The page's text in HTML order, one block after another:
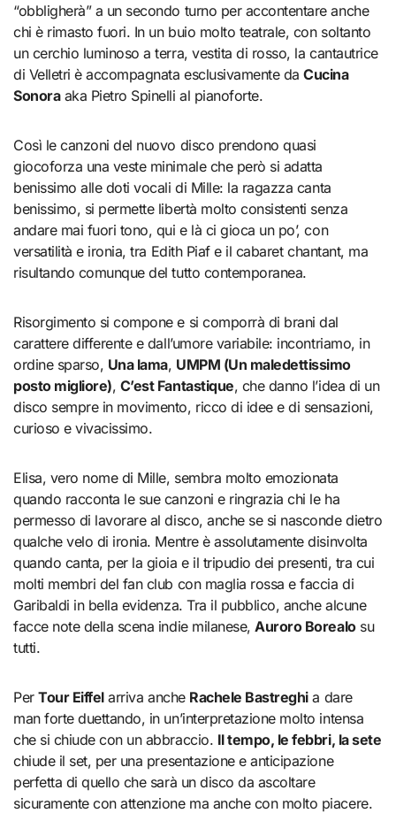
“obbligherà” a un secondo turno per accontentare anche
chi è rimasto fuori. In un buio molto teatrale, con soltanto
un cerchio luminoso a terra, vestita di rosso, la cantautrice
di Velletri è accompagnata esclusivamente daCucina
Sonoraaka Pietro Spinelli al pianoforte.
Così le canzoni del nuovo disco prendono quasi
giocoforza una veste minimale che però si adatta
benissimo alle doti vocali di Mille: la ragazza canta
benissimo, si permette libertà molto consistenti senza
andare mai fuori tono, qui e là ci gioca un po’, con
versatilità e ironia, tra Edith Piaf e il cabaret chantant, ma
risultando comunque del tutto contemporanea.
Risorgimento si compone e si comporrà di brani dal
carattere differente e dall’umore variabile: incontriamo, in
ordine sparso, Una lama, UMPM (Un maledettissimo
posto migliore), C’est Fantastique, che danno l’idea di un
disco sempre in movimento, ricco di idee e di sensazioni,
curioso e vivacissimo.
Elisa, vero nome di Mille, sembra molto emozionata
quando racconta le sue canzoni e ringrazia chi le ha
permesso di lavorare al disco, anche se si nasconde dietro
qualche velo di ironia. Mentre è assolutamente disinvolta
quando canta, per la gioia e il tripudio dei presenti, tra cui
molti membri del fan club con maglia rossa e faccia di
Garibaldi in bella evidenza. Tra il pubblico, anche alcune
facce note della scena indie milanese,Auroro Borealosu
tutti.
PerTour Eiffelarriva anche Rachele Bastreghia dare
man forte duettando, in un’interpretazione molto intensa
che si chiude con un abbraccio. Il tempo, le febbri, la sete
chiude il set, per una presentazione e anticipazione
perfetta di quello che sarà un disco da ascoltare
sicuramente con attenzione ma anche con molto piacere.